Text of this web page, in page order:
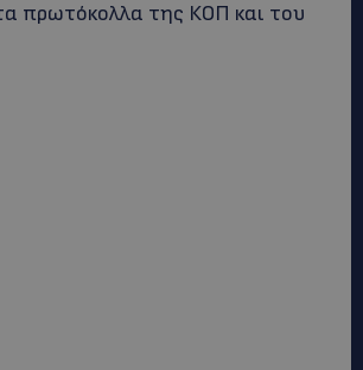
πρωτόκολλα της ΚΟΠ και του